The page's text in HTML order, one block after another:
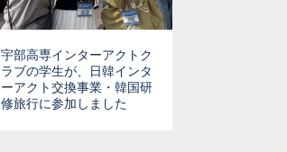
宇部高専インターアクトク
ラブの学生が、日韓インタ
ーアクト交換事業・韓国研
修旅行に参加しました